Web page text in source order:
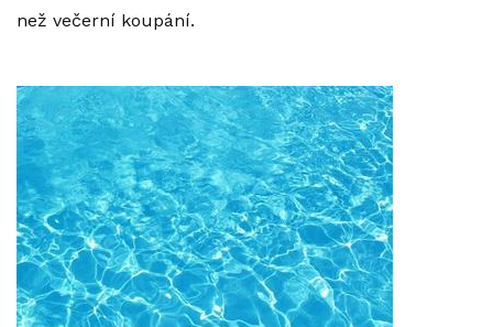
než večerní koupání.